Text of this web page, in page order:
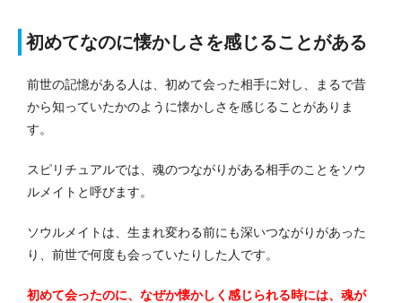
初めてなのに懐かしさを感じることがある
前世の記憶がある人は、初めて会った相手に対し、まるで昔
から知っていたかのように懐かしさを感じることがありま
す。
スピリチュアルでは、魂のつながりがある相手のことをソウ
ルメイトと呼びます。
ソウルメイトは、生まれ変わる前にも深いつながりがあった
り、前世で何度も会っていたりした人です。
初めて会ったのに、なぜか懐かしく感じられる時には、魂が